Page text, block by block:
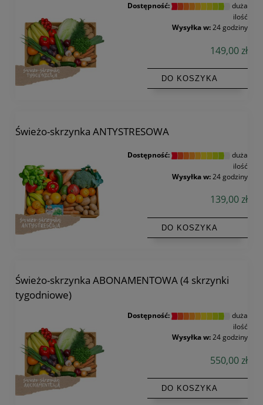
Dostępność:
duża
ilość
Wysyłka w: 24 godziny
149,00 zł
DO KOSZYKA
Świeżo-skrzynka ANTYSTRESOWA
Dostępność:
duża
ilość
Wysyłka w: 24 godziny
139,00 zł
DO KOSZYKA
Świeżo-skrzynka ABONAMENTOWA (4 skrzynki
tygodniowe)
Dostępność:
duża
ilość
Wysyłka w: 24 godziny
550,00 zł
DO KOSZYKA